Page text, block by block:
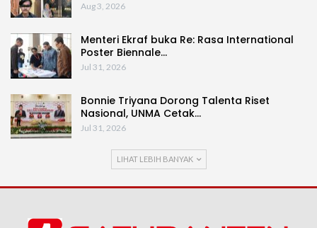
Aug 3, 2026
Menteri Ekraf buka Re: Rasa International
Poster Biennale…
Jul 31, 2026
Bonnie Triyana Dorong Talenta Riset
Nasional, UNMA Cetak…
Jul 31, 2026
LIHAT LEBIH BANYAK